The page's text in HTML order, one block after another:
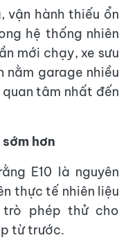
vận hành thiếu ổn
hệ thống nhiên
mới chạy, xe sưu
garage nhiều
tâm nhất đến
hơn
E10 là nguyên
thực tế nhiên liệu
phép thử cho
từ trước.